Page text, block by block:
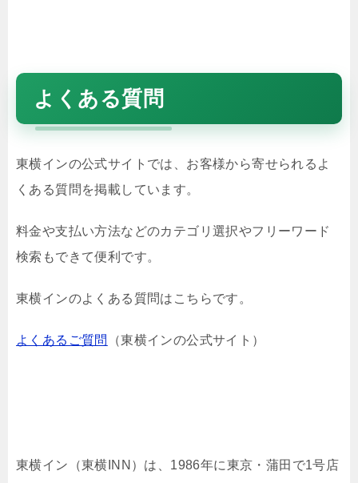
よくある質問
東横インの公式サイトでは、お客様から寄せられるよ
くある質問を掲載しています。
料金や支払い方法などのカテゴリ選択やフリーワード
検索もできて便利です。
東横インのよくある質問はこちらです。
よくあるご質問 （東横インの公式サイト）
東横イン（東横INN）は、1986年に東京・蒲田で1号店